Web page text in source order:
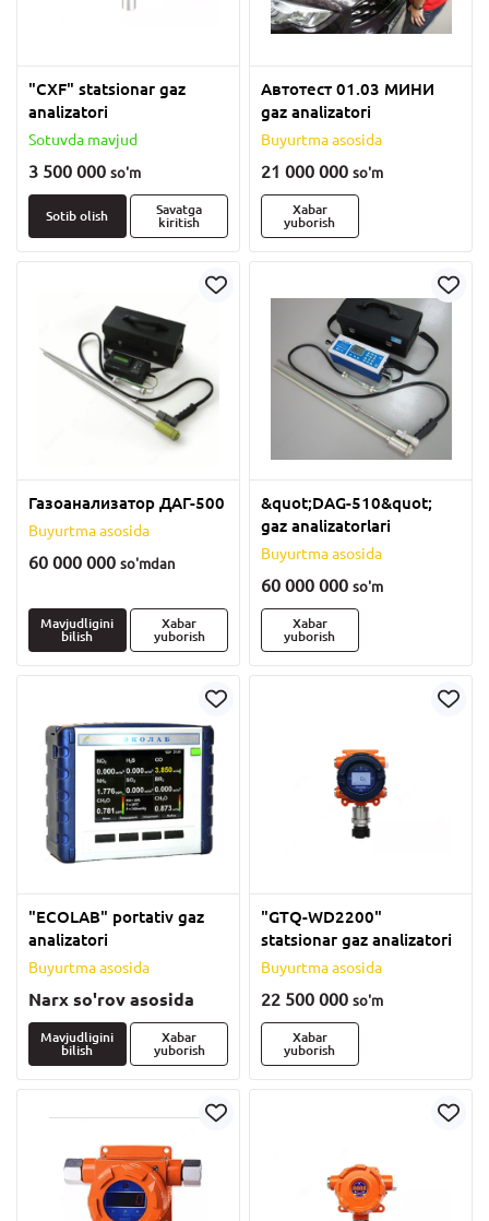
"CXF" statsionar gaz
analizatori
Sotuvda mavjud
3 500 000 so'm
Sotib olish
Savatga
kiritish
Автотест 01.03 МИНИ
gaz analizatori
Buyurtma asosida
21 000 000 so'm
Xabar
yuborish
Газоанализатор ДАГ-500
Buyurtma asosida
60 000 000 so'mdan
Mavjudligini
bilish
Xabar
yuborish
&quot;DAG-510&quot;
gaz analizatorlari
Buyurtma asosida
60 000 000 so'm
Xabar
yuborish
"ECOLAB" portativ gaz
analizatori
Buyurtma asosida
Narx so'rov asosida
Mavjudligini
bilish
Xabar
yuborish
"GTQ-WD2200"
statsionar gaz analizatori
Buyurtma asosida
22 500 000 so'm
Xabar
yuborish